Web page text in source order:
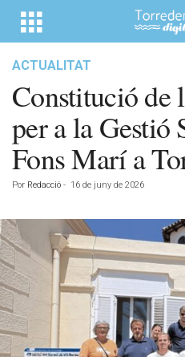
ACTUALITAT
Constitució de
per a la Gestió
Fons Marí a
Por Redacció - 16 de juny de 2026